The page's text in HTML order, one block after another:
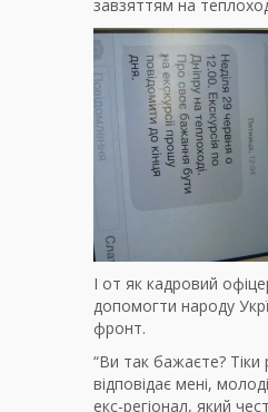
завзяттям на
І от як кадровий
допомогти народу
фронт.
“Ви так бажаєте?
відповідає мені,
екс-регіонал, який